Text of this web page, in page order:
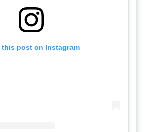
this post on Instagram